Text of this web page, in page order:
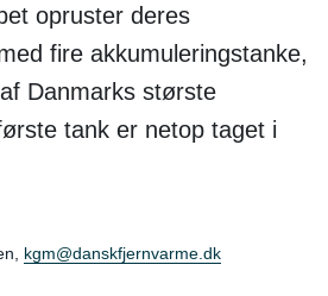
opruster deres
fire akkumuleringstanke,
Danmarks største
tank er netop taget i
kgm@danskfjernvarme.dk